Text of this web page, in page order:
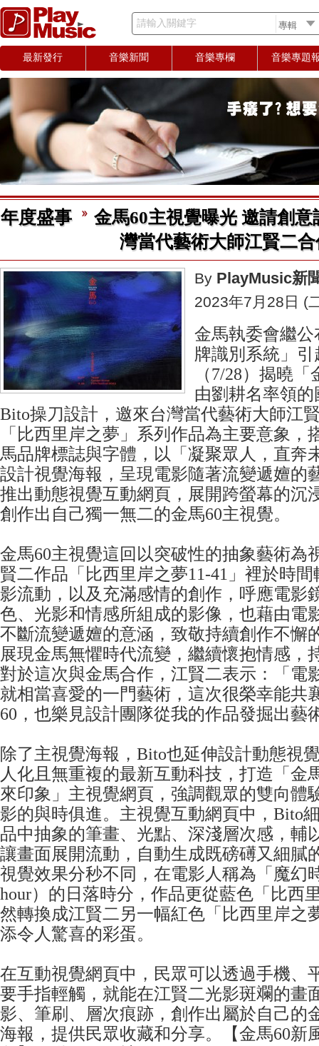
請輸入關鍵字
最新發行 音樂新聞 音樂專欄 音樂專題
年度盛事
金馬60主視覺曝光 邀請創
灣當代藝術大師江賢二
By PlayMusic新
2023年7月28日 (
金馬執委會繼
牌識別系統」
（7/28）揭曉
由劉耕名率領
Bito操刀設計，邀來台灣當代藝術大師江
「比西里岸之夢」系列作品為主要意象，
馬品牌標誌與字體，以「凝聚眾人，直奔
設計視覺海報，呈現電影隨著流變遞嬗的
推出動態視覺互動網頁，展開跨螢幕的沉
創作出自己獨一無二的金馬60主視覺。
金馬60主視覺這回以突破性的抽象藝術為
賢二作品「比西里岸之夢11-41」裡於時
影流動，以及充滿感情的創作，呼應電影
色、光影和情感所組成的影像，也藉由電
不斷流變遞嬗的意涵，致敬持續創作不懈
展現金馬無懼時代流變，繼續懷抱情感，
對於這次與金馬合作，江賢二表示：「電
就相當喜愛的一門藝術，這次很榮幸能共
60，也樂見設計團隊從我的作品發掘出藝
除了主視覺海報，Bito也延伸設計動態視
人化且無重複的最新互動科技，打造「金
來印象」主視覺網頁，強調觀眾的雙向體
影的與時俱進。主視覺互動網頁中，Bito
品中抽象的筆畫、光點、深淺層次感，輔
讓畫面展開流動，自動生成既磅礡又細膩
視覺效果分秒不同，在電影人稱為「魔幻
hour）的日落時分，作品更從藍色「比西
然轉換成江賢二另一幅紅色「比西里岸之
添令人驚喜的彩蛋。
在互動視覺網頁中，民眾可以透過手機、
要手指輕觸，就能在江賢二光影斑斕的畫
影、筆刷、層次痕跡，創作出屬於自己的
海報，提供民眾收藏和分享。【金馬60新